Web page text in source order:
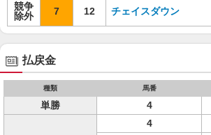
競争
除外
7 12 チェイスダウン
払戻金
種類 馬番
単勝 4
4